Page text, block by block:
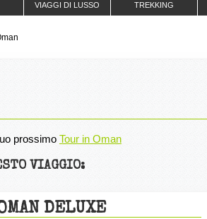
VIAGGI DI LUSSO TREKKING
prossimo Tour in Oman
VIAGGIO:
DELUXE